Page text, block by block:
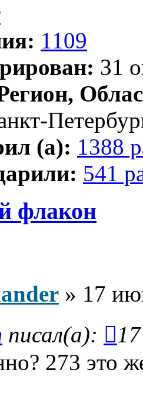
1109
31
(а): 1388
541
флакон
» 17
писал(а):
273 это